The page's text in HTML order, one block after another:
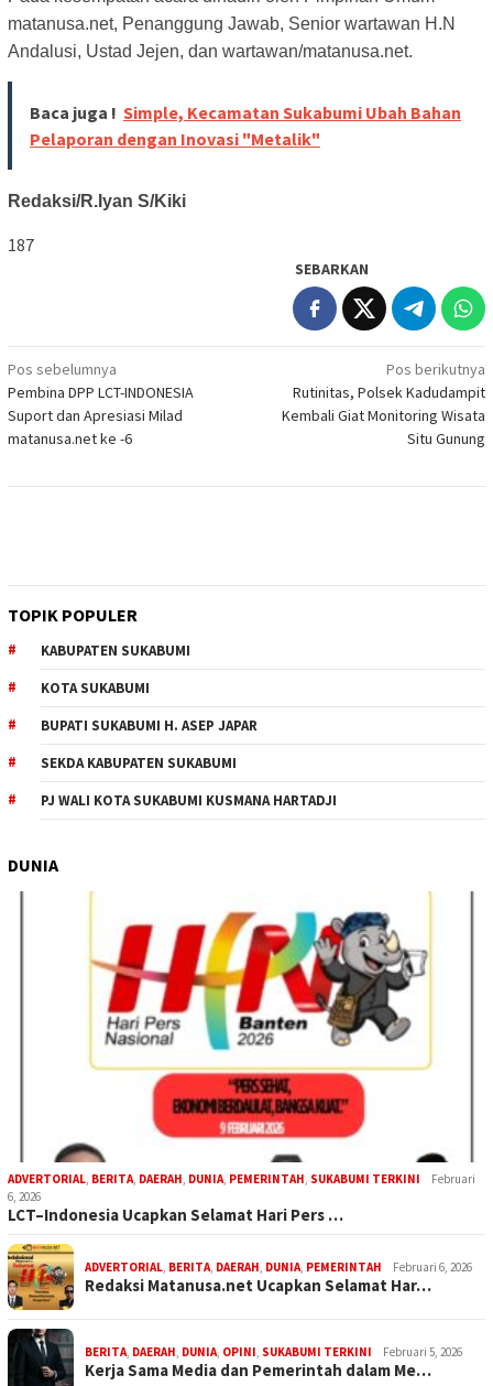
matanusa.net, Penanggung Jawab, Senior wartawan H.N
Andalusi, Ustad Jejen, dan wartawan/matanusa.net.
Baca juga ! Simple, Kecamatan Sukabumi Ubah Bahan
Pelaporan dengan Inovasi "Metalik"
Redaksi/R.Iyan S/Kiki
187
SEBARKAN
Navigasi
pos
Pos sebelumnya
Pembina DPP LCT-INDONESIA
Suport dan Apresiasi Milad
matanusa.net ke -6
Pos berikutnya
Rutinitas, Polsek Kadudampit
Kembali Giat Monitoring Wisata
Situ Gunung
TOPIK POPULER
KABUPATEN SUKABUMI
KOTA SUKABUMI
BUPATI SUKABUMI H. ASEP JAPAR
SEKDA KABUPATEN SUKABUMI
PJ WALI KOTA SUKABUMI KUSMANA HARTADJI
DUNIA
ADVERTORIAL, BERITA, DAERAH, DUNIA, PEMERINTAH, SUKABUMI TERKINI
Februari
6, 2026
LCT–Indonesia Ucapkan Selamat Hari Pers …
ADVERTORIAL, BERITA, DAERAH, DUNIA, PEMERINTAH Februari 6, 2026
Redaksi Matanusa.net Ucapkan Selamat Har…
BERITA, DAERAH, DUNIA, OPINI, SUKABUMI TERKINI Februari 5, 2026
Kerja Sama Media dan Pemerintah dalam Me…